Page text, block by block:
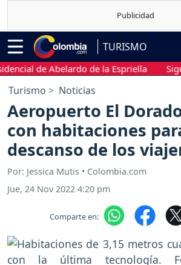
TURISMO
de Abelardo de la Espriella Sigue
Turismo Noticias
Aeropuerto El
con habitaciones
descanso de los
Por: Jessica Mutis • Colombia.com
Jue, 24 Nov 2022 4:20 pm
Comparte en: